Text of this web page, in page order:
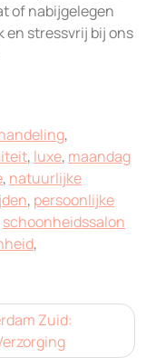
of nabijgelegen
en stressvrij bij ons
,
, luxe, maandag
, natuurlijke
, persoonlijke
schoonheidssalon
,
Zuid: